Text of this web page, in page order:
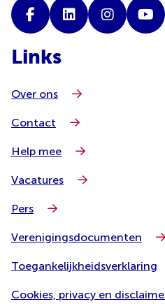
Links
Over ons
Contact
Help mee
Vacatures
Pers
Verenigingsdocumenten
Toegankelijkheidsverklaring
Cookies, privacy en